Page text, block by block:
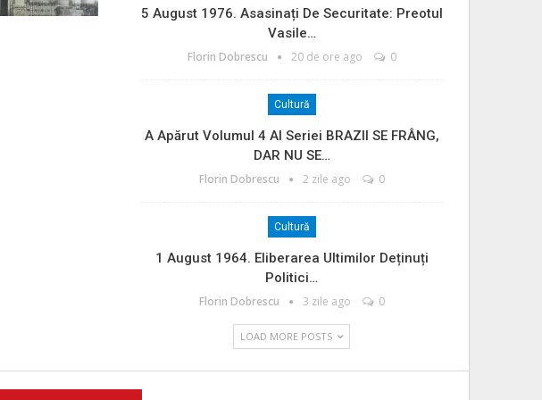
5 August 1976. Asasinați De Securitate: Preotul
Vasile…
Florin Dobrescu 20 de ore ago 0
Cultură
A Apărut Volumul 4 Al Seriei BRAZII SE FRÂNG,
DAR NU SE…
Florin Dobrescu 2 zile ago 0
Cultură
1 August 1964. Eliberarea Ultimilor Deținuți
Politici…
Florin Dobrescu 3 zile ago 0
LOAD MORE POSTS